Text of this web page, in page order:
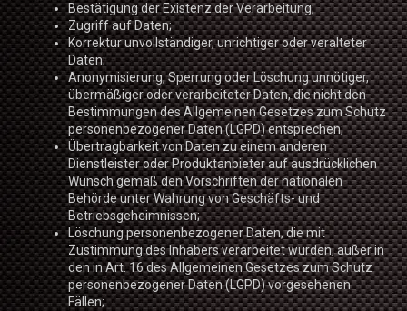
Bestätigung der Existenz der Verarbeitung;
Zugriff auf Daten;
Korrektur unvollständiger, unrichtiger oder veralteter
Daten;
Anonymisierung, Sperrung oder Löschung unnötiger,
übermäßiger oder verarbeiteter Daten, die nicht den
Bestimmungen des Allgemeinen Gesetzes zum Schutz
personenbezogener Daten (LGPD) entsprechen;
Übertragbarkeit von Daten zu einem anderen
Dienstleister oder Produktanbieter auf ausdrücklichen
Wunsch gemäß den Vorschriften der nationalen
Behörde unter Wahrung von Geschäfts- und
Betriebsgeheimnissen;
Löschung personenbezogener Daten, die mit
Zustimmung des Inhabers verarbeitet wurden, außer in
den in Art. 16 des Allgemeinen Gesetzes zum Schutz
personenbezogener Daten (LGPD) vorgesehenen
Fällen;